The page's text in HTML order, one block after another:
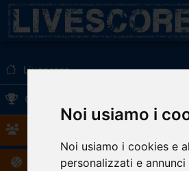
Noi usiamo i
Noi usiamo i cookies e
personalizzati e
Livescore
Campionati
Squadre